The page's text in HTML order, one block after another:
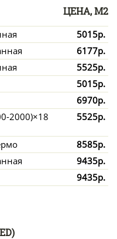
ЦЕНА, М2
5015р.
6177р.
5525р.
5015р.
6970р.
5525р.
8585р.
9435р.
9435р.